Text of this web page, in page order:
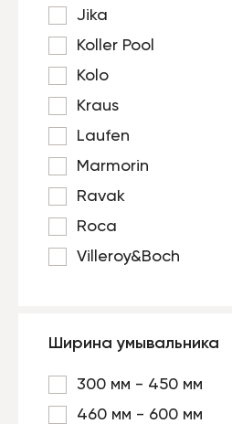
Jika
Koller Pool
Kolo
Kraus
Laufen
Marmorin
Ravak
Roca
Villeroy&Boch
Ширина умывальника
300 мм - 450 мм
460 мм - 600 мм